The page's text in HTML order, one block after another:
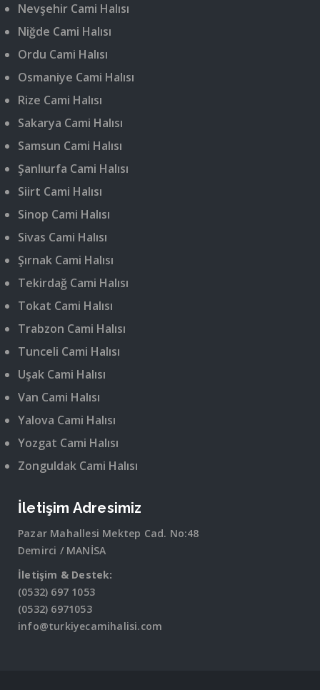
Nevşehir Cami Halısı
Niğde Cami Halısı
Ordu Cami Halısı
Osmaniye Cami Halısı
Rize Cami Halısı
Sakarya Cami Halısı
Samsun Cami Halısı
Şanlıurfa Cami Halısı
Siirt Cami Halısı
Sinop Cami Halısı
Sivas Cami Halısı
Şırnak Cami Halısı
Tekirdağ Cami Halısı
Tokat Cami Halısı
Trabzon Cami Halısı
Tunceli Cami Halısı
Uşak Cami Halısı
Van Cami Halısı
Yalova Cami Halısı
Yozgat Cami Halısı
Zonguldak Cami Halısı
İletişim Adresimiz
Pazar Mahallesi Mektep Cad. No:48
Demirci / MANİSA
İletişim & Destek:
(0532) 697 1053
(0532) 6971053
info@turkiyecamihalisi.com